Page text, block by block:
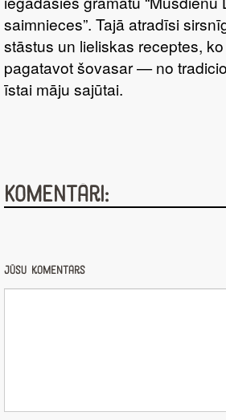
saimnieces”. Tajā atradīsi
stāstus un lieliskas receptes,
pagatavot šovasar — no
īstai māju sajūtai.
Komentāri:
Jūsu komentārs